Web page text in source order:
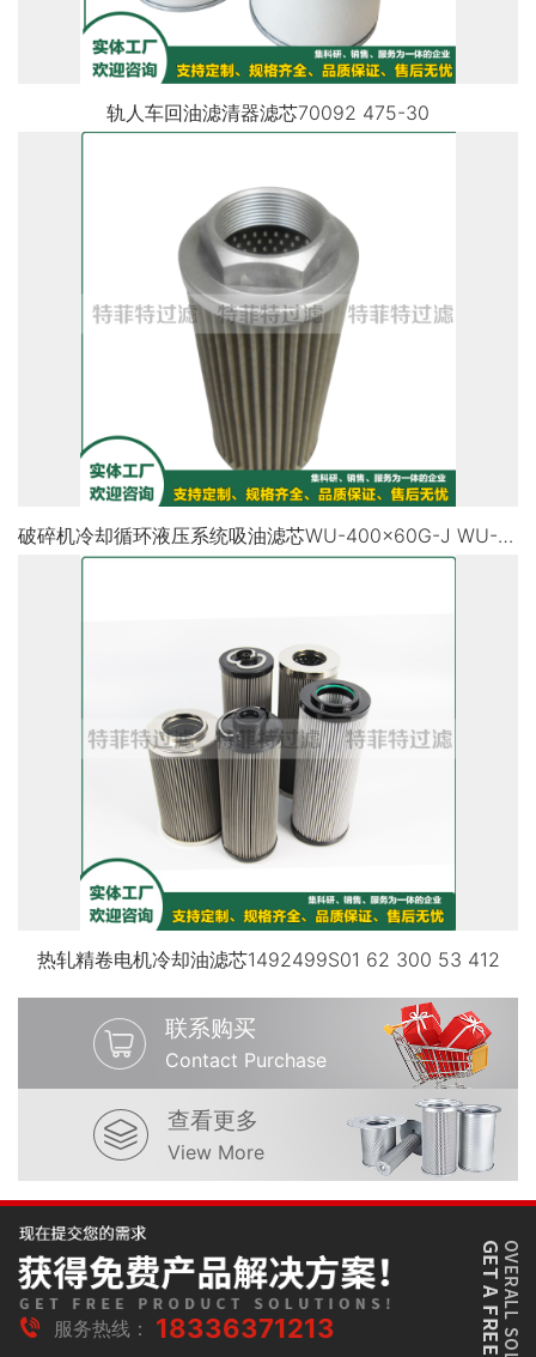
轨人车回油滤清器滤芯70092 475-30
破碎机冷却循环液压系统吸油滤芯WU-400x60G-J WU-630*180F
热轧精卷电机冷却油滤芯1492499S01 62 300 53 412
联系购买
Contact Purchase
查看更多
View More
服务热线： 18336371213